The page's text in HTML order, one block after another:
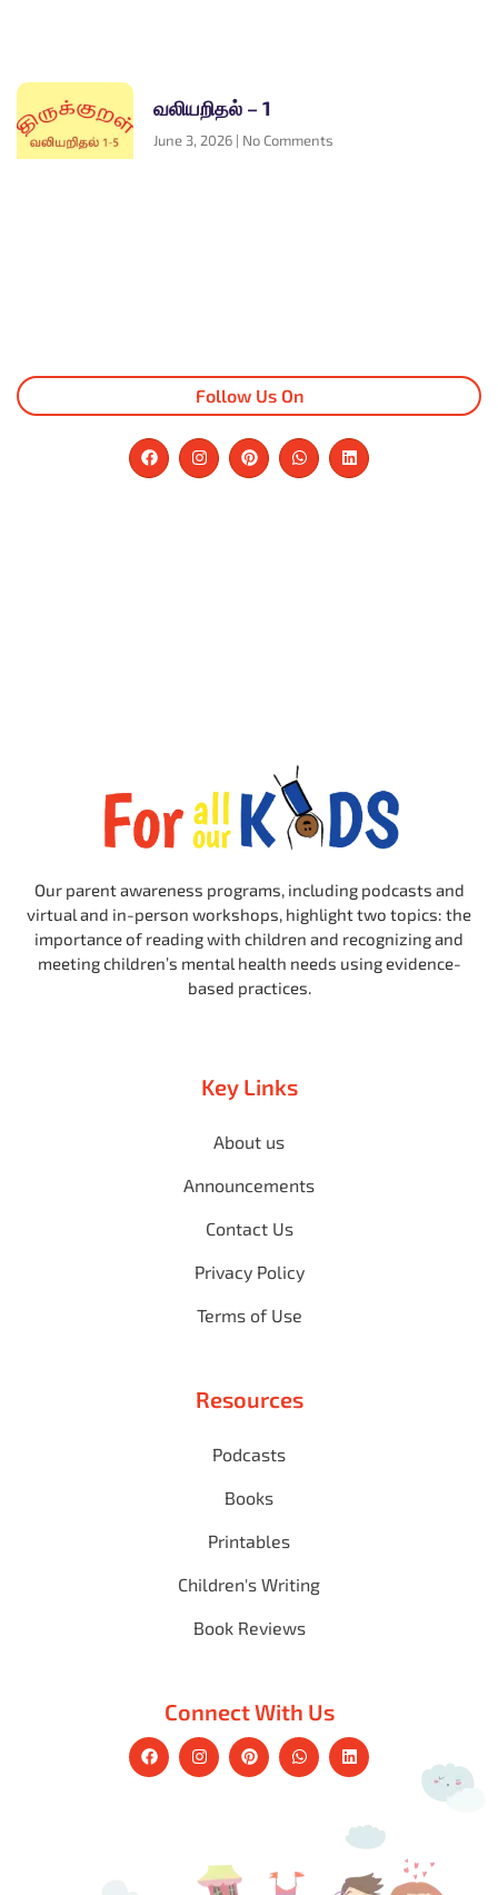
வலியறிதல் – 1
June 3, 2026 No Comments
Follow Us On
Our parent awareness programs, including podcasts and
virtual and in-person workshops, highlight two topics: the
importance of reading with children and recognizing and
meeting children’s mental health needs using evidence-
based practices.
Key Links
About us
Announcements
Contact Us
Privacy Policy
Terms of Use
Resources
Podcasts
Books
Printables
Children's Writing
Book Reviews
Connect With Us